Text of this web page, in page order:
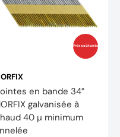
Prix coûtants
en bande 34°
galvanisée à
40 µ minimum